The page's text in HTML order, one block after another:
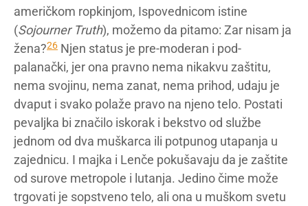
američkom ropkinjom, Ispovednicom istine
(Sojourner Truth), možemo da pitamo: Zar nisam ja
žena?26 Njen status je pre-moderan i pod-
palanački, jer ona pravno nema nikakvu zaštitu,
nema svojinu, nema zanat, nema prihod, udaju je
dvaput i svako polaže pravo na njeno telo. Postati
pevaljka bi značilo iskorak i bekstvo od službe
jednom od dva muškarca ili potpunog utapanja u
zajednicu. I majka i Lenče pokušavaju da je zaštite
od surove metropole i lutanja. Jedino čime može
trgovati je sopstveno telo, ali ona u muškom svetu